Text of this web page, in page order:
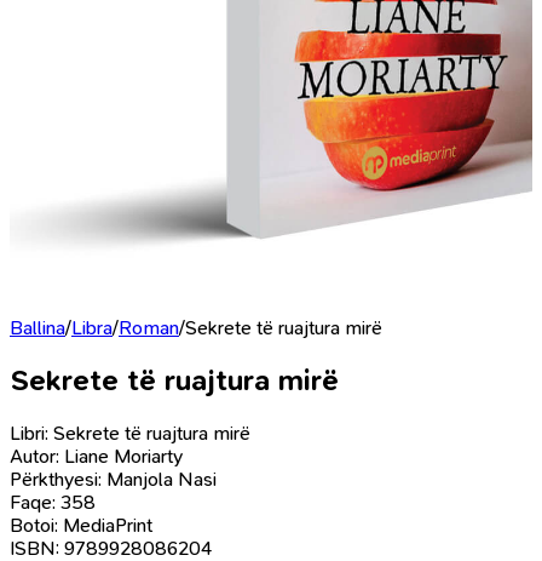
Ballina/Libra/Roman/Sekrete të ruajtura mirë
Sekrete të ruajtura mirë
Libri: Sekrete të ruajtura mirë
Autor: Liane Moriarty
Përkthyesi: Manjola Nasi
Faqe: 358
Botoi: MediaPrint
ISBN: 9789928086204